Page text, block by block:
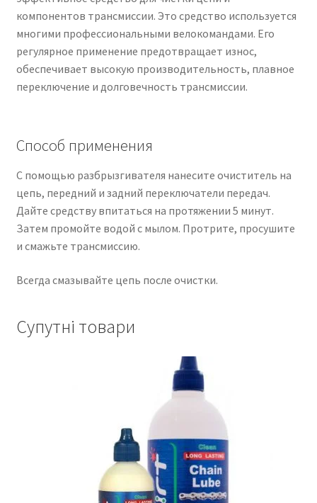
компонентов трансмиссии. Это средство используется
многими профессиональными велокомандами. Его
регулярное применение предотвращает износ,
обеспечивает высокую производительность, плавное
переключение и долговечность трансмиссии.
Способ применения
С помощью разбрызгивателя нанесите очиститель на
цепь, передний и задний переключатели передач.
Дайте средству впитаться на протяжении 5 минут.
Затем промойте водой с мылом. Протрите, просушите
и смажьте трансмиссию.
Всегда смазывайте цепь после очистки.
Супутні товари